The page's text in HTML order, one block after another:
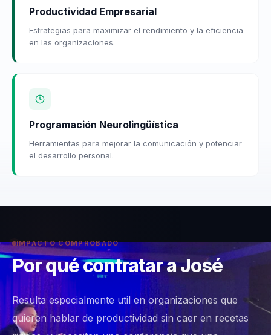
Productividad Empresarial
Estrategias para maximizar el rendimiento y la eficiencia
en las organizaciones.
Programación Neurolingüística
Herramientas para mejorar la comunicación y potenciar
el desarrollo personal.
IMPACTO COMPROBADO
Por qué contratar a José
Resulta especialmente util en organizaciones que
quieren hablar de productividad sin caer en recetas